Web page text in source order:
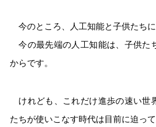
今のところ、人工知能と子供たちに
今の最先端の人工知能は、子供た
からです。
けれども、これだけ進歩の速い世
たちが使いこなす時代は目前に迫って